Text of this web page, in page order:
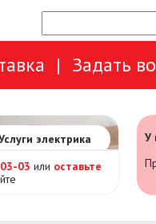
| Задать
электрика
03 или оставьте
У